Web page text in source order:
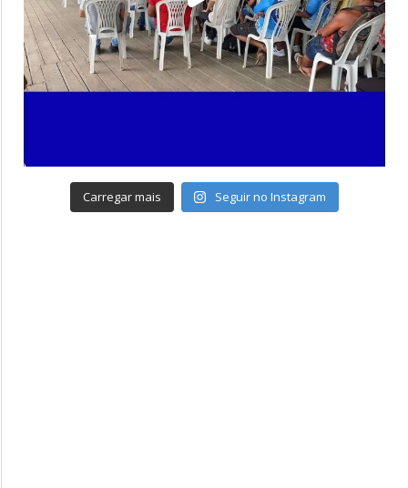
Carregar mais Seguir no Instagram